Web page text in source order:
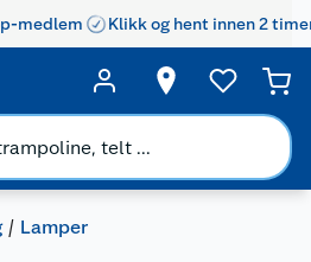
medlem Klikk og hent innen 2
Lamper